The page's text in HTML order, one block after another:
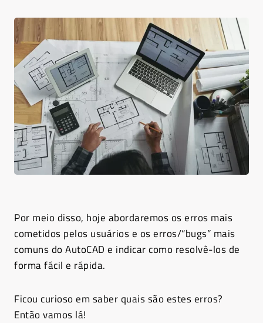
Por meio disso, hoje abordaremos os erros mais
cometidos pelos usuários e os erros/“bugs” mais
comuns do AutoCAD e indicar como resolvê-los de
forma fácil e rápida.
Ficou curioso em saber quais são estes erros?
Então vamos lá!